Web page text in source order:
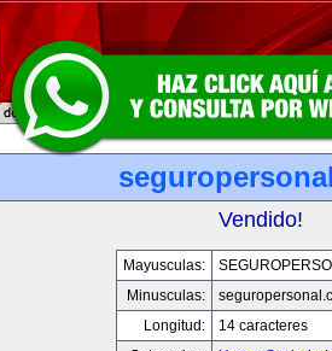
Vendido!
Mayusculas:
Minusculas:
Longitud:
14 caracteres